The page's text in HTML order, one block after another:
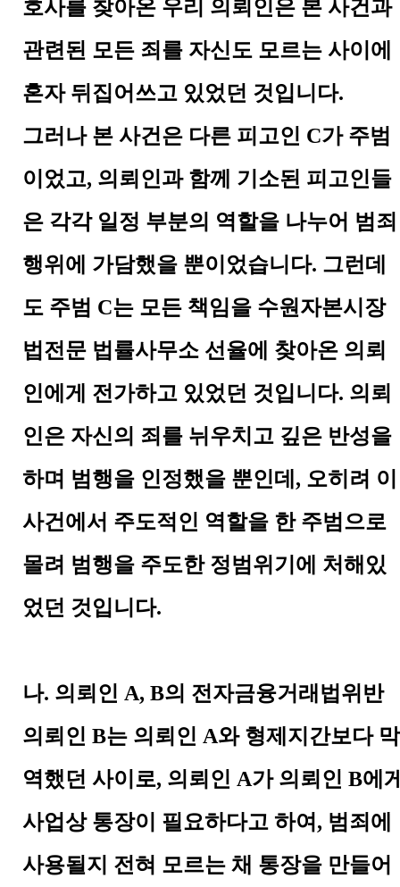
호사를 찾아온 우리 의뢰인은 본 사건과
관련된 모든 죄를 자신도 모르는 사이에
혼자 뒤집어쓰고 있었던 것입니다.
그러나 본 사건은 다른 피고인 C가 주범
이었고, 의뢰인과 함께 기소된 피고인들
은 각각 일정 부분의 역할을 나누어 범죄
행위에 가담했을 뿐이었습니다. 그런데
도 주범 C는 모든 책임을 수원자본시장
법전문 법률사무소 선율에 찾아온 의뢰
인에게 전가하고 있었던 것입니다. 의뢰
인은 자신의 죄를 뉘우치고 깊은 반성을
하며 범행을 인정했을 뿐인데 , 오히려 이
사건에서 주도적인 역할을 한 주범으로
몰려 범행을 주도한 정범위기에 처해있
었던 것입니다.
나. 의뢰인 A, B의 전자금융거래법위반
의뢰인 B는 의뢰인 A와 형제지간보다 막
역했던 사이로, 의뢰인 A가 의뢰인 B에
사업상 통장이 필요하다고 하여 , 범죄에
사용될지 전혀 모르는 채 통장을 만들어